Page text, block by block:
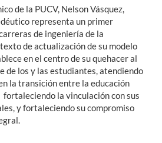
de la PUCV, Nelson Vásquez,
representa un primer
de ingeniería de la
de actualización de su modelo
en el centro de su quehacer al
de los y las estudiantes, atendiendo
la transición entre la educación
la vinculación con sus
y fortaleciendo su compromiso